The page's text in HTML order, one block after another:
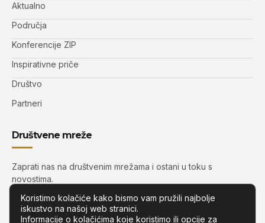
Aktualno
Područja
Konferencije ZIP
Inspirativne priče
Društvo
Partneri
Društvene mreže
Zaprati nas na društvenim mrežama i ostani u toku s
novostima.
Koristimo kolačiće kako bismo vam pružili najbolje
iskustvo na našoj web stranici.
Informacije o kolačićima koje koristimo ili opcije za